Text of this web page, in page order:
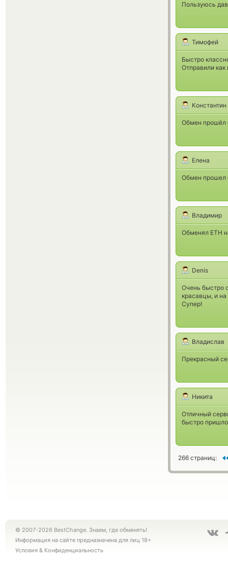
Пользуюсь
Тимофей
Быстро
Отправили как
Константин
Обмен прошёл
Елена
Обмен прошел
Владимир
Обменял ETH
Denis
Очень быстро
красавцы, и
Супер!
Владислав
Прекрасный
Никита
Отличный
быстро
266 страниц:
© 2007-2026 BestChange. Знаем, где обменять!
Информация на сайте предназначена для лиц 18+
Условия & Конфиденциальность